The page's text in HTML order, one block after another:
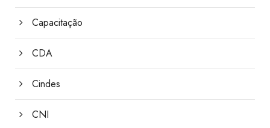
Capacitação
CDA
Cindes
CNI